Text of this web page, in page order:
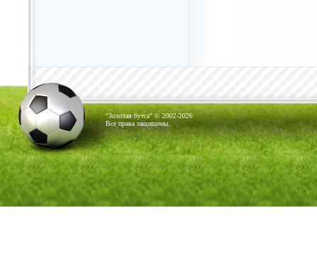
"Золотая бутса" © 2002-2026
Все права защищены.